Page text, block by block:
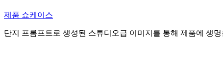
제품 쇼케이스
단지 프롬프트로 생성된 스튜디오급 이미지를 통해 제품에 생